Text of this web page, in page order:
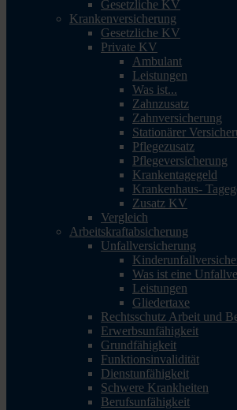
Gesetzliche KV
Krankenversicherung
Gesetzliche KV
Private KV
Ambulant
Leistungen
Was ist...
Zahnzusatz
Zahnversicherung
Stationärer
Pflegezusatz
Pflegeversicherung
Krankentagegeld
Krankenhaus-
Zusatz KV
Vergleich
Arbeitskraftabsicherung
Unfallversicherung
Was ist eine
Leistungen
Gliedertaxe
Rechtsschutz Arbeit und
Erwerbsunfähigkeit
Grundfähigkeit
Funktionsinvalidität
Dienstunfähigkeit
Schwere Krankheiten
Berufsunfähigkeit